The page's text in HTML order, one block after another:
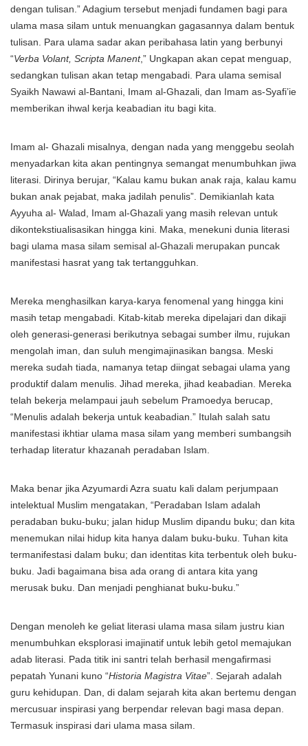
dengan tulisan.” Adagium tersebut menjadi fundamen bagi para
ulama masa silam untuk menuangkan gagasannya dalam bentuk
tulisan. Para ulama sadar akan peribahasa latin yang berbunyi
“Verba Volant, Scripta Manent,” Ungkapan akan cepat menguap,
sedangkan tulisan akan tetap mengabadi. Para ulama semisal
Syaikh Nawawi al-Bantani, Imam al-Ghazali, dan Imam as-Syafi’ie
memberikan ihwal kerja keabadian itu bagi kita.
Imam al- Ghazali misalnya, dengan nada yang menggebu seolah
menyadarkan kita akan pentingnya semangat menumbuhkan jiwa
literasi. Dirinya berujar, “Kalau kamu bukan anak raja, kalau kamu
bukan anak pejabat, maka jadilah penulis”. Demikianlah kata
Ayyuha al- Walad, Imam al-Ghazali yang masih relevan untuk
dikontekstiualisasikan hingga kini. Maka, menekuni dunia literasi
bagi ulama masa silam semisal al-Ghazali merupakan puncak
manifestasi hasrat yang tak tertangguhkan.
Mereka menghasilkan karya-karya fenomenal yang hingga kini
masih tetap mengabadi. Kitab-kitab mereka dipelajari dan dikaji
oleh generasi-generasi berikutnya sebagai sumber ilmu, rujukan
mengolah iman, dan suluh mengimajinasikan bangsa. Meski
mereka sudah tiada, namanya tetap diingat sebagai ulama yang
produktif dalam menulis. Jihad mereka, jihad keabadian. Mereka
telah bekerja melampaui jauh sebelum Pramoedya berucap,
“Menulis adalah bekerja untuk keabadian.” Itulah salah satu
manifestasi ikhtiar ulama masa silam yang memberi sumbangsih
terhadap literatur khazanah peradaban Islam.
Maka benar jika Azyumardi Azra suatu kali dalam perjumpaan
intelektual Muslim mengatakan, “Peradaban Islam adalah
peradaban buku-buku; jalan hidup Muslim dipandu buku; dan kita
menemukan nilai hidup kita hanya dalam buku-buku. Tuhan kita
termanifestasi dalam buku; dan identitas kita terbentuk oleh buku-
buku. Jadi bagaimana bisa ada orang di antara kita yang
merusak buku. Dan menjadi penghianat buku-buku.”
Dengan menoleh ke geliat literasi ulama masa silam justru kian
menumbuhkan eksplorasi imajinatif untuk lebih getol memajukan
adab literasi. Pada titik ini santri telah berhasil mengafirmasi
pepatah Yunani kuno “Historia Magistra Vitae”. Sejarah adalah
guru kehidupan. Dan, di dalam sejarah kita akan bertemu dengan
mercusuar inspirasi yang berpendar relevan bagi masa depan.
Termasuk inspirasi dari ulama masa silam.